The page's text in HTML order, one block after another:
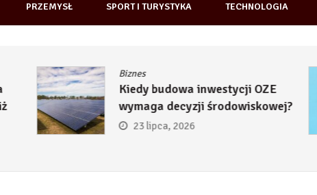
PRZEMYSŁ SPORT I TURYSTYKA TECHNOLOGIA
Biznes
Kiedy budowa inwestycji OZE
wymaga decyzji środowiskowej?
23 lipca, 2026